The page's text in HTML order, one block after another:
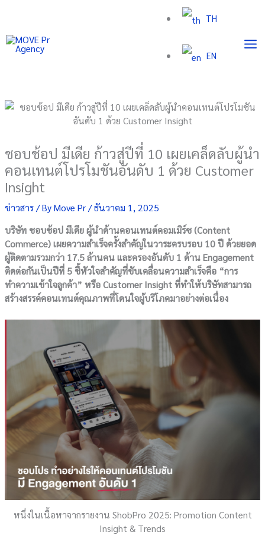
content
TH
EN
ชอบช้อป มีเดีย ก้าวสู่ปีที่ 10 เผยเคล็ดลับผู้นำ
คอนเทนต์โปรโมชันอันดับ 1 ด้วย Customer
Insight
ข่าวสาร/ ByMove Pr/ธันวาคม 1, 2025
บริษัท ชอบช้อป มีเดีย ผู้นำด้านคอนเทนต์คอมเมิร์ซ (Content
Commerce) เผยความสำเร็จครั้งสำคัญในวาระครบรอบ 10 ปี ด้วยยอด
ผู้ติดตามรวมกว่า 17.5 ล้านคน และครองอันดับ 1 ด้าน Engagement
ติดต่อกันเป็นปีที่ 5 ชี้หัวใจสำคัญที่ขับเคลื่อนความสำเร็จคือ “การ
ทำความเข้าใจลูกค้า” หรือ Customer Insight ที่ทำให้บริษัทสามารถ
สร้างสรรค์คอนเทนต์คุณภาพที่โดนใจผู้บริโภคมาอย่างต่อเนื่อง
หนึ่งในเนื้อหาจากรายงาน ShobPro 2025: Promotion Content
Insight & Trends